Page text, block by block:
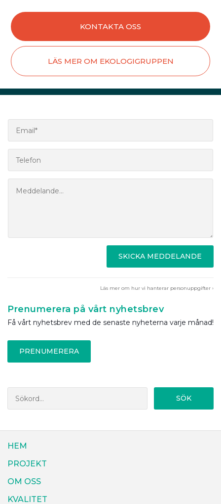
KONTAKTA OSS
LÄS MER OM EKOLOGIGRUPPEN
SKICKA MEDDELANDE
Läs mer om hur vi hanterar personuppgifter ›
Prenumerera på vårt nyhetsbrev
Få vårt nyhetsbrev med de senaste nyheterna varje månad!
PRENUMERERA
SÖK
HEM
PROJEKT
OM OSS
KVALITET